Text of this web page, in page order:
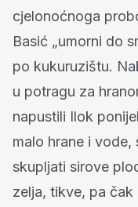
cjelonoćnoga
Basić „umorni do
po kukuruzištu.
u potragu za
napustili Ilok
malo hrane i
skupljati sirove
zelja, tikve, pa